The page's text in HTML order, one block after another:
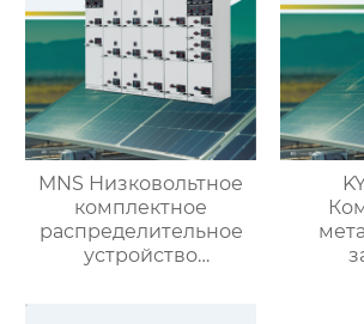
MNS Низковольтное
комплектное
распределительное
устройство